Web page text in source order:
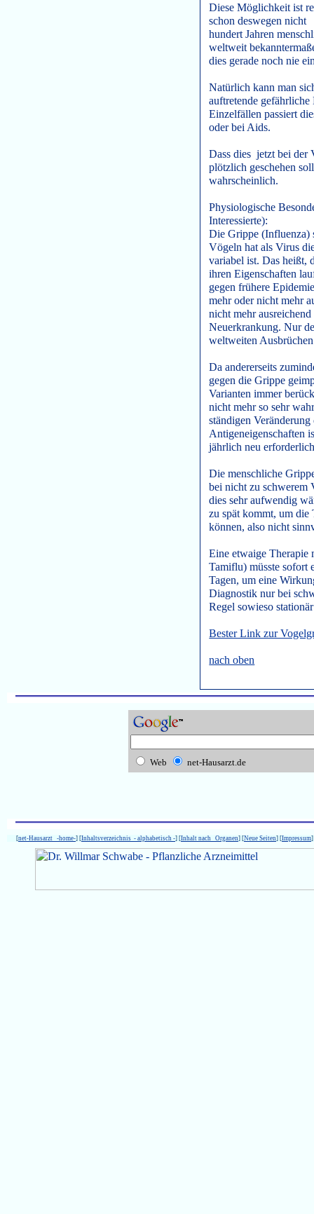
Diese Möglichkeit ist
schon deswegen
hundert Jahren
weltweit
dies gerade noch nie
Natürlich kann man
auftretende
Einzelfällen passiert
oder bei Aids.
Dass dies jetzt bei der
plötzlich geschehen
wahrscheinlich.
Physiologische
Interessierte):
Die Grippe (Influenza)
Vögeln hat als Virus
variabel ist. Das heißt,
ihren Eigenschaften
gegen frühere
mehr oder nicht mehr
nicht mehr
Neuerkrankung. Nur
weltweiten
Da andererseits
gegen die Grippe
Varianten immer
nicht mehr so sehr
ständigen Veränderung
Antigeneigenschaften
jährlich neu
Die menschliche
bei nicht zu schwerem
dies sehr aufwendig
zu spät kommt, um die
können, also nicht
Eine etwaige
Tamiflu) müsste sofort
Tagen, um eine
Diagnostik nur bei
Regel sowieso
Bester Link zur
nach oben
Web net-Hausarzt.de
[net-Hausarzt -home-] [Inhaltsverzeichnis - alphabetisch -] [Inhalt nach Organen] [Neue Seiten] [Impressum]